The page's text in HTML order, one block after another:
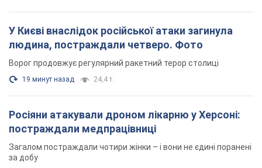
У Києві внаслідок російської атаки загинула
людина, постраждали четверо. Фото
Ворог продовжує регулярний ракетний терор столиці
19 минут назад 24,4 т.
Росіяни атакували дроном лікарню у Херсоні:
постраждали медпрацівниці
Загалом постраждали чотири жінки – і вони не єдині поранені
за добу